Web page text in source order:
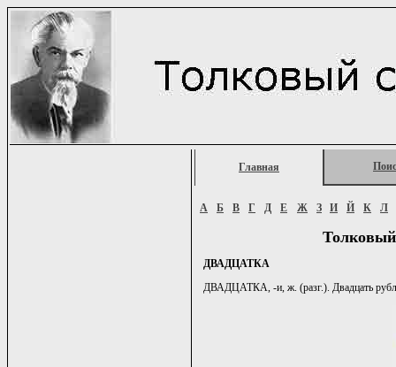
Главная
А Б В Г Д Е Ж З И Й К Л
ДВАДЦАТКА
ДВАДЦАТКА, -и, ж. (разг.). Двадцать